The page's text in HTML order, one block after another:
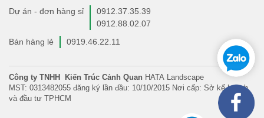
Dự án - đơn hàng sỉ
0912.37.35.39
0912.88.02.07
Bán hàng lẻ
0919.46.22.11
Công ty TNHH Kiến Trúc Cảnh Quan HATA Landscape
MST: 0313482055 đăng ký lần đầu: 10/10/2015 Nơi cấp: Sở kế hoạch
và đầu tư TPHCM